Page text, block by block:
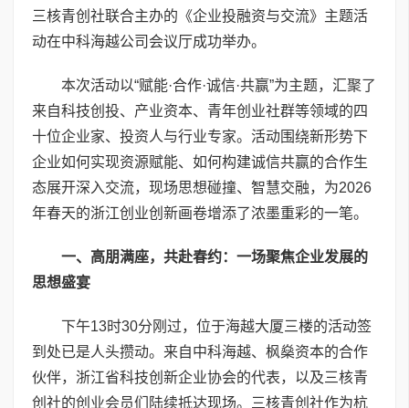
三核青创社联合主办的《企业投融资与交流》主题活
动在中科海越公司会议厅成功举办。
本次活动以“赋能·合作·诚信·共赢”为主题，汇聚了
来自科技创投、产业资本、青年创业社群等领域的四
十位企业家、投资人与行业专家。活动围绕新形势下
企业如何实现资源赋能、如何构建诚信共赢的合作生
态展开深入交流，现场思想碰撞、智慧交融，为2026
年春天的浙江创业创新画卷增添了浓墨重彩的一笔。
一、高朋满座，共赴春约：一场聚焦企业发展的
思想盛宴
下午13时30分刚过，位于海越大厦三楼的活动签
到处已是人头攒动。来自中科海越、枫燊资本的合作
伙伴，浙江省科技创新企业协会的代表，以及三核青
创社的创业会员们陆续抵达现场。三核青创社作为杭